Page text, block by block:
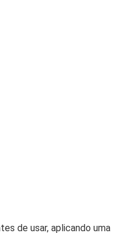
de usar, aplicando uma